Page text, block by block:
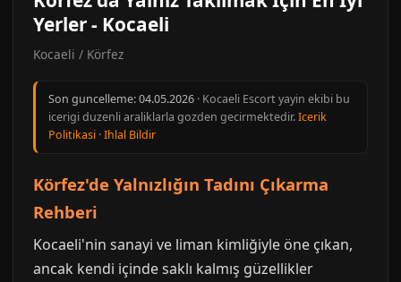
Yerler - Kocaeli
Kocaeli / Körfez
Son guncelleme:04.05.2026 · Kocaeli Escort yayin ekibi bu
icerigi duzenli araliklarla gozden gecirmektedir.Icerik
Politikasi ·Ihlal Bildir
Körfez'de Yalnızlığın Tadını Çıkarma
Rehberi
Kocaeli'nin sanayi ve liman kimliğiyle öne çıkan,
ancak kendi içinde saklı kalmış güzellikler